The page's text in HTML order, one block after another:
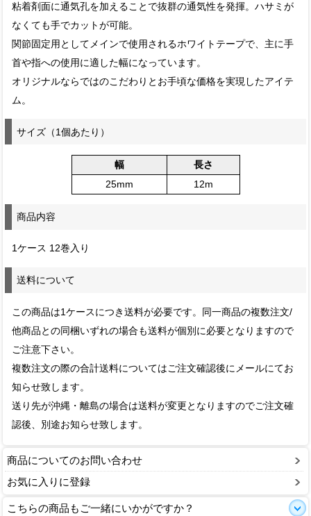
粘着剤面に通気孔を加えることで抜群の通気性を発揮。ハサミが
なくても手でカットが可能。
関節固定用としてメインで使用されるホワイトテープで、主に手
首や指への使用に適した幅になっています。
オリジナルならではのこだわりとお手頃な価格を実現したアイテ
ム。
サイズ（1個あたり）
幅
長さ
25mm
12m
商品内容
1ケース 12巻入り
送料について
この商品は1ケースにつき送料が必要です。同一商品の複数注文/
他商品との同梱いずれの場合も送料が個別に必要となりますので
ご注意下さい。
複数注文の際の合計送料についてはご注文確認後にメールにてお
知らせ致します。
送り先が沖縄・離島の場合は送料が変更となりますのでご注文確
認後、別途お知らせ致します。
商品についてのお問い合わせ
お気に入りに登録
こちらの商品もご一緒にいかがですか？